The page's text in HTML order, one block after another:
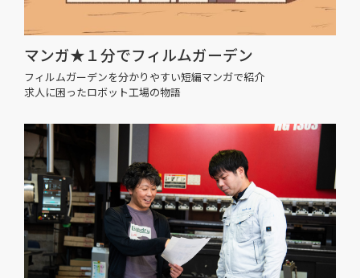
マンガ★１分でフィルムガーデン
フィルムガーデンを分かりやすい短編マンガで紹介
求人に困ったロボット工場の物語